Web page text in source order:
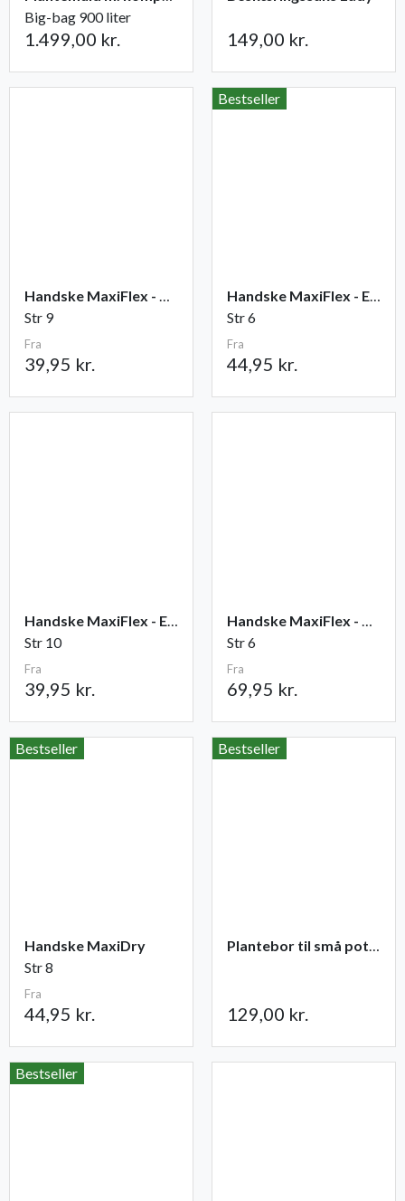
Big-bag 900 liter
1.499,00 kr. 149,00 kr.
Handske MaxiFlex - Ultimate
Str 9
Fra
39,95 kr.
Bestseller
Handske MaxiFlex - Endurance
Str 6
Fra
44,95 kr.
Handske MaxiFlex - Elite
Str 10
Fra
39,95 kr.
Handske MaxiFlex - Cut
Str 6
Fra
69,95 kr.
Bestseller
Handske MaxiDry
Str 8
Fra
44,95 kr.
Bestseller
Plantebor til små potter
129,00 kr.
Bestseller